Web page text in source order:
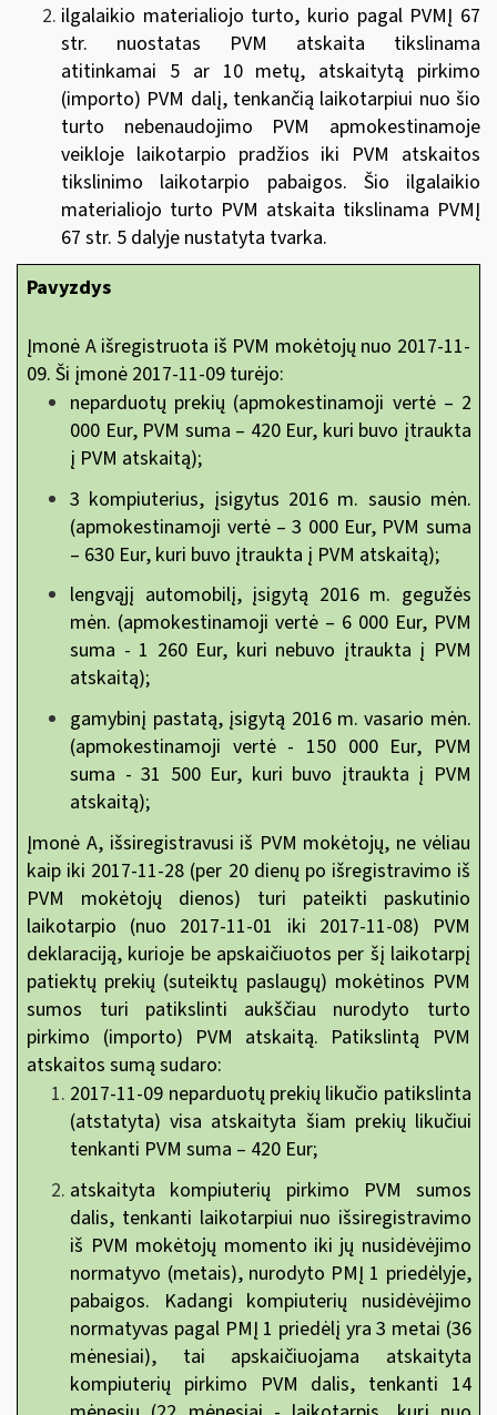
ilgalaikio materialiojo turto, kurio pagal PVMĮ 67
str. nuostatas PVM atskaita tikslinama
atitinkamai 5 ar 10 metų, atskaitytą pirkimo
(importo) PVM dalį, tenkančią laikotarpiui nuo šio
turto nebenaudojimo PVM apmokestinamoje
veikloje laikotarpio pradžios iki PVM atskaitos
tikslinimo laikotarpio pabaigos. Šio ilgalaikio
materialiojo turto PVM atskaita tikslinama PVMĮ
67 str. 5 dalyje nustatyta tvarka.
Pavyzdys
Įmonė A išregistruota iš PVM mokėtojų nuo 2017-11-
09. Ši įmonė 2017-11-09 turėjo:
neparduotų prekių (apmokestinamoji vertė – 2
000 Eur, PVM suma – 420 Eur, kuri buvo įtraukta
į PVM atskaitą);
3 kompiuterius, įsigytus 2016 m. sausio mėn.
(apmokestinamoji vertė – 3 000 Eur, PVM suma
– 630 Eur, kuri buvo įtraukta į PVM atskaitą);
lengvąjį automobilį, įsigytą 2016 m. gegužės
mėn. (apmokestinamoji vertė – 6 000 Eur, PVM
suma - 1 260 Eur, kuri nebuvo įtraukta į PVM
atskaitą);
gamybinį pastatą, įsigytą 2016 m. vasario mėn.
(apmokestinamoji vertė - 150 000 Eur, PVM
suma - 31 500 Eur, kuri buvo įtraukta į PVM
atskaitą);
Įmonė A, išsiregistravusi iš PVM mokėtojų, ne vėliau
kaip iki 2017-11-28 (per 20 dienų po išregistravimo iš
PVM mokėtojų dienos) turi pateikti paskutinio
laikotarpio (nuo 2017-11-01 iki 2017-11-08) PVM
deklaraciją, kurioje be apskaičiuotos per šį laikotarpį
patiektų prekių (suteiktų paslaugų) mokėtinos PVM
sumos turi patikslinti aukščiau nurodyto turto
pirkimo (importo) PVM atskaitą. Patikslintą PVM
atskaitos sumą sudaro:
2017-11-09 neparduotų prekių likučio patikslinta
(atstatyta) visa atskaityta šiam prekių likučiui
tenkanti PVM suma – 420 Eur;
atskaityta kompiuterių pirkimo PVM sumos
dalis, tenkanti laikotarpiui nuo išsiregistravimo
iš PVM mokėtojų momento iki jų nusidėvėjimo
normatyvo (metais), nurodyto PMĮ 1 priedėlyje,
pabaigos. Kadangi kompiuterių nusidėvėjimo
normatyvas pagal PMĮ 1 priedėlį yra 3 metai (36
mėnesiai), tai apskaičiuojama atskaityta
kompiuterių pirkimo PVM dalis, tenkanti 14